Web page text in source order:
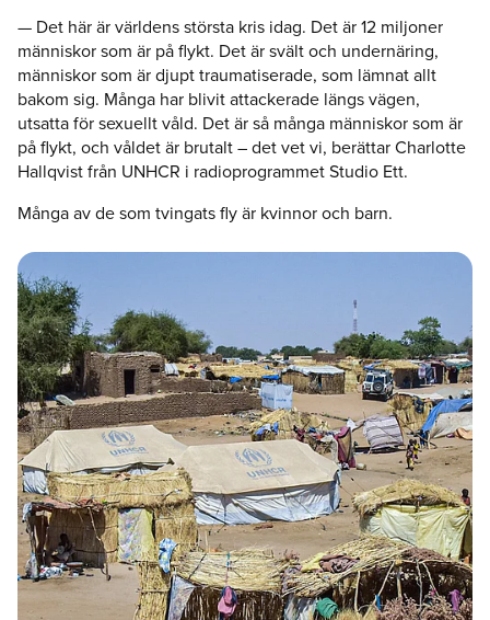
— Det här är världens största kris idag. Det är 12 miljoner
människor som är på flykt. Det är svält och undernäring,
människor som är djupt traumatiserade, som lämnat allt
bakom sig. Många har blivit attackerade längs vägen,
utsatta för sexuellt våld. Det är så många människor som är
på flykt, och våldet är brutalt – det vet vi, berättar Charlotte
Hallqvist från UNHCR i radioprogrammet Studio Ett.
Många av de som tvingats fly är kvinnor och barn.